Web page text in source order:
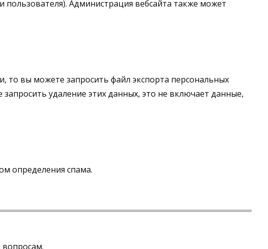
Администрация вебсайта также может
то вы можете запросить файл экспорта персональных
удаление этих данных, это не включает данные,
определения спама.